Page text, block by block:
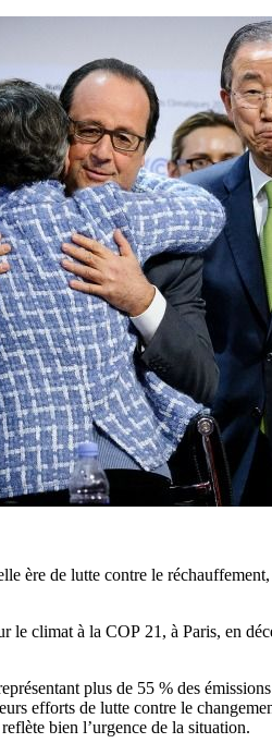
ère de lutte contre le
le climat à la COP 21, à Paris, en
plus de 55 % des
efforts de lutte contre le
bien l’urgence de la situation.